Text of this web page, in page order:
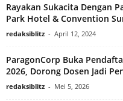
Rayakan Sukacita Dengan
Park Hotel & Convention
redaksiblitz - April 12, 2024
ParagonCorp Buka
2026, Dorong Dosen Jadi
redaksiblitz - Mei 5, 2026